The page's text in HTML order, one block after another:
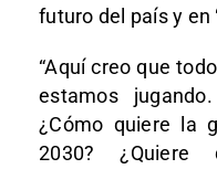
futuro del país y en
“Aquí creo que
estamos
¿Cómo quiere la
2030?